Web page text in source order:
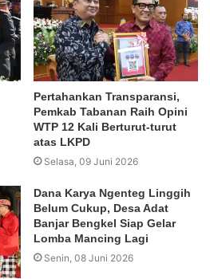
Pertahankan Transparansi,
Pemkab Tabanan Raih Opini
WTP 12 Kali Berturut-turut
atas LKPD
Selasa, 09 Juni 2026
Dana Karya Ngenteg Linggih
Belum Cukup, Desa Adat
Banjar Bengkel Siap Gelar
Lomba Mancing Lagi
Senin, 08 Juni 2026